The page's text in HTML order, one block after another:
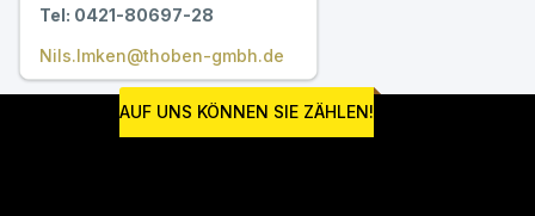
Tel: 0421-80697-28
Nils.Imken@thoben-gmbh.de
AUF UNS KÖNNEN SIE ZÄHLEN!